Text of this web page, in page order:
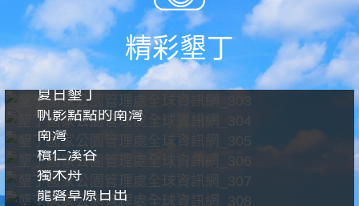
精彩墾丁
夏日墾丁
帆影點點的南灣
南灣
欖仁溪谷
獨木舟
龍磐草原日出